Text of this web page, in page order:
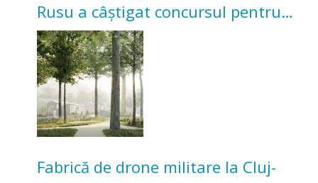
Rusu a câștigat concursul pentru
transformarea Grădinii Casei
Universitarilor
Fabrică de drone militare la Cluj-